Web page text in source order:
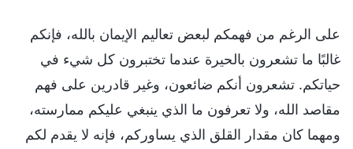
على الرغم من فهمكم لبعض تعاليم الإيمان بالله، فإنكم
غالبًا ما تشعرون بالحيرة عندما تختبرون كل شيء في
حياتكم. تشعرون أنكم ضائعون، وغير قادرين على فهم
مقاصد الله، ولا تعرفون ما الذي ينبغي عليكم ممارسته،
ومهما كان مقدار القلق الذي يساوركم، فإنه لا يقدم لكم